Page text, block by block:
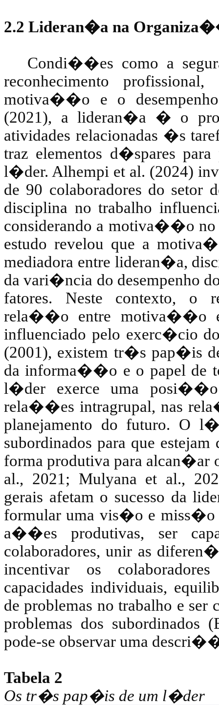
2.2 Lideran�a na
Condi��es como a
reconhecimento
motiva��o e o
(2021), a lideran�a � o
atividades relacionadas �s
traz elementos d�spares
l�der. Alhempi et al. (2024)
de 90 colaboradores do
disciplina no trabalho
considerando a motiva��o
estudo revelou que a
mediadora entre lideran�a,
da vari�ncia do desempenho
fatores. Neste contexto, o
rela��o entre motiva��o e
influenciado pelo exerc�cio
(2001), existem tr�s pap�is
da informa��o e o papel de
l�der exerce uma
rela��es intragrupal, nas
planejamento do futuro. O
subordinados para que
forma produtiva para alcan�ar
al., 2021; Mulyana et al.,
gerais afetam o sucesso da
formular uma vis�o e miss�o
a��es produtivas, ser
colaboradores, unir as
incentivar os
capacidades individuais,
de problemas no trabalho e ser
problemas dos subordinados (
pode-se observar uma
Tabela 2
Os tr�s pap�is de um l�der